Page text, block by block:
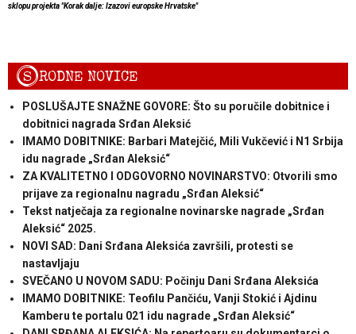
sklopu projekta "Korak dalje: Izazovi europske Hrvatske"
SRODNE NOVICE
POSLUŠAJTE SNAŽNE GOVORE: Što su poručile dobitnice i
dobitnici nagrada Srđan Aleksić
IMAMO DOBITNIKE: Barbari Matejčić, Mili Vukčević i N1 Srbija
idu nagrade „Srđan Aleksić“
ZA KVALITETNO I ODGOVORNO NOVINARSTVO: Otvorili smo
prijave za regionalnu nagradu „Srđan Aleksić“
Tekst natječaja za regionalne novinarske nagrade „Srđan
Aleksić“ 2025.
NOVI SAD: Dani Srđana Aleksića završili, protesti se
nastavljaju
SVEČANO U NOVOM SADU: Počinju Dani Srđana Aleksića
IMAMO DOBITNIKE: Teofilu Pančiću, Vanji Stokić i Ajdinu
Kamberu te portalu 021 idu nagrade „Srđan Aleksić“